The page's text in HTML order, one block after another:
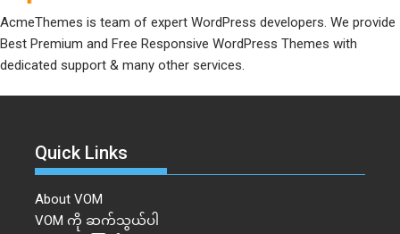
AcmeThemes is team of expert WordPress developers. We provide
Best Premium and Free Responsive WordPress Themes with
dedicated support & many other services.
Quick Links
About VOM
VOM ကို ဆက်သွယ်ပါ